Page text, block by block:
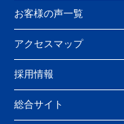
お客様の声一覧
アクセスマップ
採用情報
総合サイト